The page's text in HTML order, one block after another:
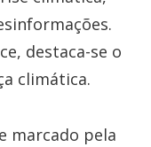
destaca-se o
climática.
marcado pela